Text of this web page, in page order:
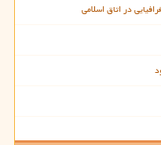
در اتاق اسلامی